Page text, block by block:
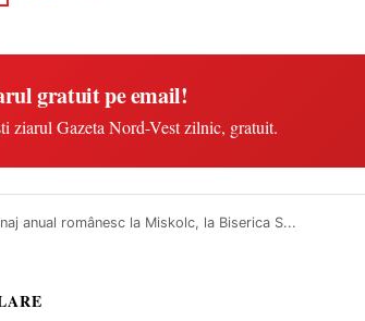
gratuit pe email!
ziarul Gazeta Nord-Vest zilnic, gratuit.
anual românesc la Miskolc, la Biserica S...